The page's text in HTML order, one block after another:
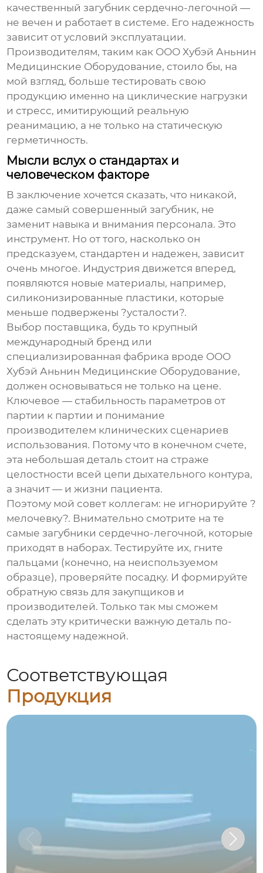
качественныйзагубник сердечно-легочной —
не вечен и работает в системе. Его надежность
зависит от условий эксплуатации.
Производителям, таким как ООО Хубэй Аньнин
Медицинские Оборудование, стоило бы, на
мой взгляд, больше тестировать свою
продукцию именно на циклические нагрузки
и стресс, имитирующий реальную
реанимацию, а не только на статическую
герметичность.
Мысли вслух о стандартах и
человеческом факторе
В заключение хочется сказать, что никакой,
даже самый совершенныйзагубник, не
заменит навыка и внимания персонала. Это
инструмент. Но от того, насколько он
предсказуем, стандартен и надежен, зависит
очень многое. Индустрия движется вперед,
появляются новые материалы, например,
силиконизированные пластики, которые
меньше подвержены ?усталости?.
Выбор поставщика, будь то крупный
международный бренд или
специализированная фабрика вроде ООО
Хубэй Аньнин Медицинские Оборудование,
должен основываться не только на цене.
Ключевое — стабильность параметров от
партии к партии и понимание
производителем клинических сценариев
использования. Потому что в конечном счете,
эта небольшая деталь стоит на страже
целостности всей цепи дыхательного контура,
а значит — и жизни пациента.
Поэтому мой совет коллегам: не игнорируйте ?
мелочевку?. Внимательно смотрите на те
самыезагубники сердечно-легочной, которые
приходят в наборах. Тестируйте их, гните
пальцами (конечно, на неиспользуемом
образце), проверяйте посадку. И формируйте
обратную связь для закупщиков и
производителей. Только так мы сможем
сделать эту критически важную деталь по-
настоящему надежной.
Соответствующая
Продукция